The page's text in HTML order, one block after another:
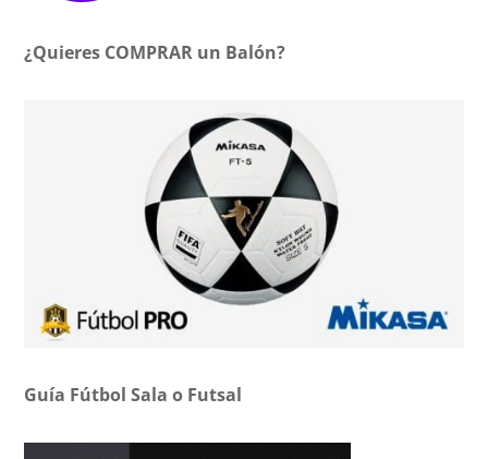
¿Quieres COMPRAR un Balón?
Guía Fútbol Sala o Futsal